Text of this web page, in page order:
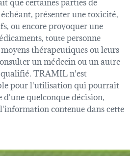
présenter une toxicité,
ou encore provoquer une
toute personne
thérapeutiques ou leurs
un médecin ou un autre
TRAMIL n'est
pour l'utilisation qui pourrait
d'une quelconque décision,
contenue dans cette